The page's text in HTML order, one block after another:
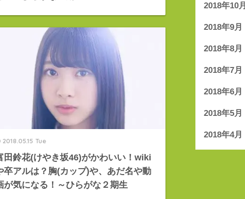
2018.05.15 Tue
田鈴花(けやき坂46)がかわいい！wiki
卒アルは？胸(カップ)や、あだ名や動
が気になる！～ひらがな２期生
2018年10月
2018年9月
2018年8月
2018年7月
2018年6月
2018年5月
2018年4月